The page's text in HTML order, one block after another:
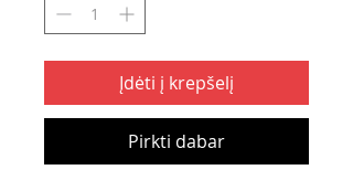
Įdėti į krepšelį
Pirkti dabar